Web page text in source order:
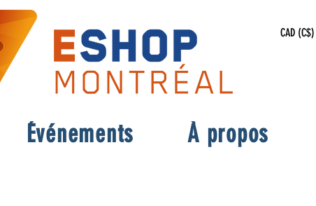
CAD (C$)
Événements À propos